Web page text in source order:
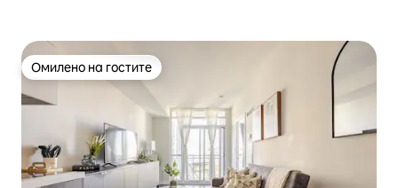
Омилено на гостите
Омилено на гостите